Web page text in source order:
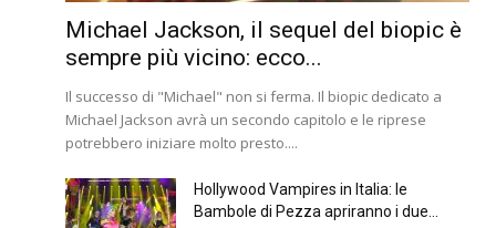
Michael Jackson, il sequel del biopic è
sempre più vicino: ecco...
Il successo di "Michael" non si ferma. Il biopic dedicato a
Michael Jackson avrà un secondo capitolo e le riprese
potrebbero iniziare molto presto....
Hollywood Vampires in Italia: le
Bambole di Pezza apriranno i due...